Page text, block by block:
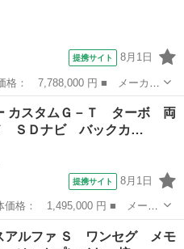
提携サイト 8月1日
ーザー７０ ■ グレード
ーフティセンス 純正７イン
ー
カスタムＧ－Ｔ ターボ 両
ＳＤナビ バックカ…
提携サイト 8月1日
ー ■ グレード名： カスタム
ＳＤナビ バックカメラ スマ
アルファ Ｓ ワンセグ メモ